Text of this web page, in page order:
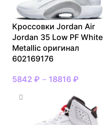
Кроссовки Jordan Air
Jordan 35 Low PF White
Metallic оригинал
602169176
5842 ₽ – 18816 ₽